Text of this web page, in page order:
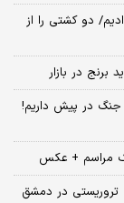
دادیم/ دو کشتی را از
جنگ در پیش داریم!
مراسم + عکس
تروریستی در دمشق